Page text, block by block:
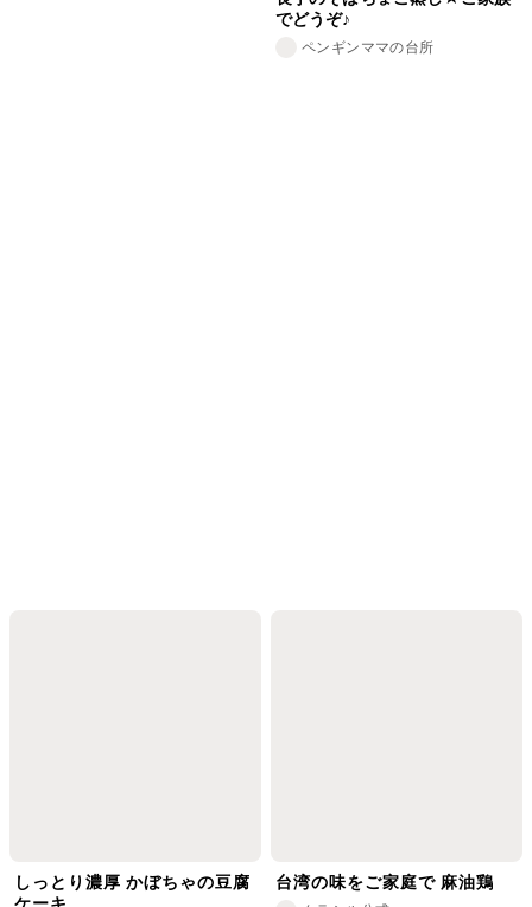
でどうぞ♪
ペンギンママの台所
しっとり濃厚 かぼちゃの豆腐
ケーキ
台湾の味をご家庭で 麻油鶏